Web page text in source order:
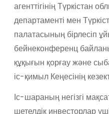
агенттігінің Түркістан
департаменті мен
палатасының бірлесіп
бейнеконференц
құқығын қорғау және
іс-қимыл Кеңесінің
Іс-шараның негізгі
шетелдік инвесторлар